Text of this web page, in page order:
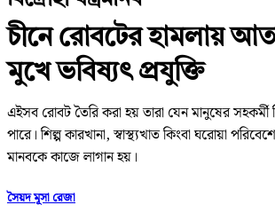
চীনে রোবটের হামলায়
মুখে ভবিষ্যৎ প্রযুক্তি
এইসব রোবট তৈরি করা হয় তারা যেন মানুষের
পারে। শিল্প কারখানা, স্বাস্থ্যখাত কিংবা ঘরোয়া
মানবকে কাজে লাগান হয়।
সৈয়দ মূসা রেজা